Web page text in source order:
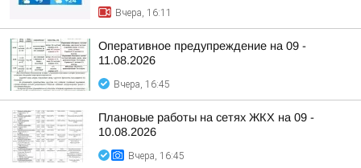
Вчера, 16:11
Оперативное предупреждение на 09 -
11.08.2026
Вчера, 16:45
Плановые работы на сетях ЖКХ на 09 -
10.08.2026
Вчера, 16:45